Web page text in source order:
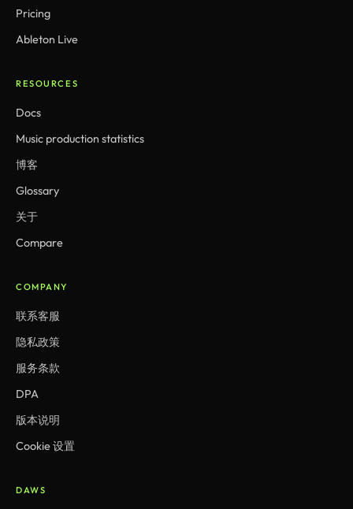
Pricing
Ableton Live
RESOURCES
Docs
Music production statistics
博客
Glossary
关于
Compare
COMPANY
联系客服
隐私政策
服务条款
DPA
版本说明
Cookie 设置
DAWS